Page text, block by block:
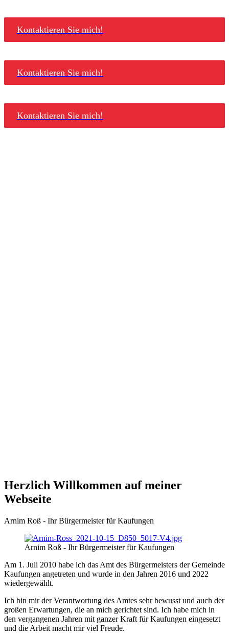
Kontaktieren Sie mich!
Kontaktieren Sie mich!
Kontaktieren Sie mich!
Herzlich Willkommen auf meiner
Webseite
Arnim Roß - Ihr Bürgermeister für Kaufungen
Arnim Roß - Ihr Bürgermeister für Kaufungen
Am 1. Juli 2010 habe ich das Amt des Bürgermeisters der Gemeinde
Kaufungen angetreten und wurde in den Jahren 2016 und 2022
wiedergewählt.
Ich bin mir der Verantwortung des Amtes sehr bewusst und auch der
großen Erwartungen, die an mich gerichtet sind. Ich habe mich in
den vergangenen Jahren mit ganzer Kraft für Kaufungen eingesetzt
und die Arbeit macht mir viel Freude.